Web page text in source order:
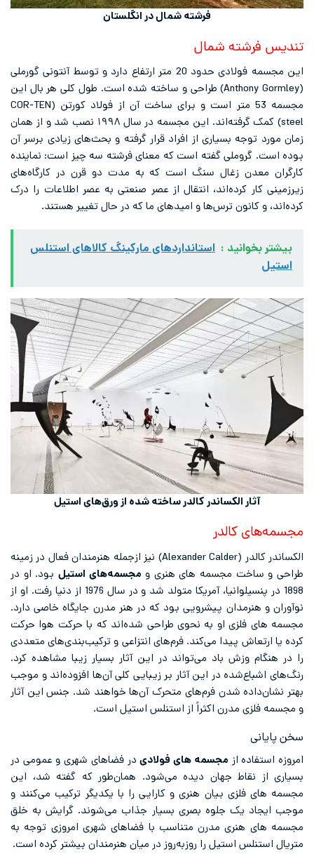
فرشته شمال در انگلستان
تندیس فرشته شمال
این مجسمه فولادی حدود 20 متر ارتفاع دارد و توسط آنتونی گورملی
(Anthony Gormley) طراحی و ساخته شده است. طول کلی هر بال این
مجسمه 53 متر است و برای ساخت آن از فولاد کورتن (COR-TEN
steel) کمک گرفته‌اند. این مجسمه در سال ۱۹۹۸ نصب شد و از همان
زمان مورد توجه بسیاری از افراد قرار گرفته و بحث‌های زیادی برسر آن
بوده است. گروملی گفته است که معنای فرشته سه چیز است: نماینده
کارگران معدن زغال سنگ است که به مدت دو قرن در کارگاه‌های
زیرزمینی کار کرده‌اند، انتقال از عصر صنعتی به عصر اطلاعات را درک
کرده‌اند، و کانون ترس‌ها و امیدهای ما که در حال تغییر هستند.
بیشتر بخوانید : استانداردهای مارکینگ کالاهای استنلس
استیل
آثار الکساندر کالدر ساخته شده از ورق‌های استیل
مجسمه‌های کالدر
الکساندر کالدر (Alexander Calder) نیز ازجمله هنرمندان فعال در زمینه
طراحی و ساخت مجسمه های هنری و مجسمه‌های استیل بود. او در
1898 در پنسیلوانیا، آمریکا متولد شد و در سال 1976 از دنیا رفت. او از
نوآوران و هنرمدان پیشرویی بود که در هنر مدرن جایگاه خاصی دارد.
مجسمه های فلزی او به نحوی طراحی شده‌اند که با حرکت هوا حرکت
کرده یا ارتعاش پیدا می‌کند. فرم‌های انتزاعی و ترکیب‌بندی‌های متعددی
را در هنگام وزش باد می‌تواند در این آثار بسیار زیبا مشاهده کرد.
رنگ‌های اشباع‌شده در این آثار بر زیبایی کلی آن‌ها افزوده‌اند و موجب
بهتر نشان‌داده شدن فرم‌های متحرک آن‌ها خواهند شد. جنس این آثار
و مجسمه فلزی مدرن اکثراً از استنلس استیل است.
سخن پایانی
امروزه استفاده از مجسمه های فولادیدر فضاهای شهری و عمومی در
بسیاری از نقاط جهان دیده می‌شود. همان‌طور که گفته شد، این
مجسمه های فلزی بیان هنری و کارایی را با یکدیگر ترکیب می‌کنند و
موجب ایجاد یک جلوه بصری بسیار جذاب می‌شوند. گرایش به خلق
مجسمه های هنری مدرن متناسب با فضاهای شهری امروزی توجه به
متریال استنلس استیل را روزبه‌روز در میان هنرمندان بیشتر کرده است.